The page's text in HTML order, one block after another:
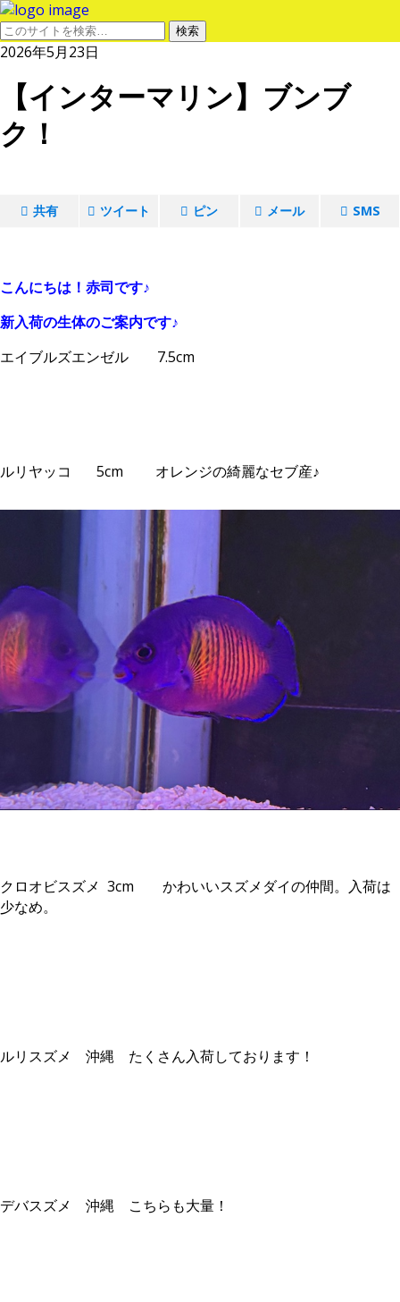
2026年5月23日
【インターマリン】ブンブ
ク！
共有 ツイート ピン メール SMS
こんにちは！赤司です♪
新入荷の生体のご案内です♪
エイブルズエンゼル 7.5cm
ルリヤッコ 5cm オレンジの綺麗なセブ産♪
クロオビスズメ 3cm かわいいスズメダイの仲間。入荷は
少なめ。
ルリスズメ 沖縄 たくさん入荷しております！
デバスズメ 沖縄 こちらも大量！